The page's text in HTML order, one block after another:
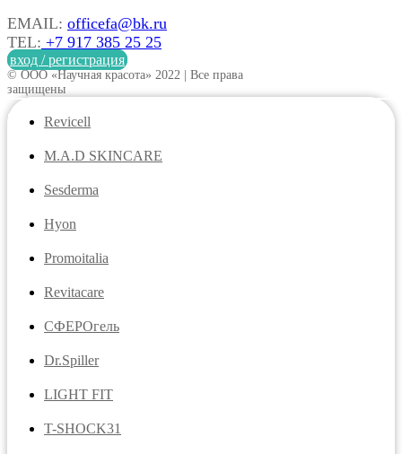
EMAIL: officefa@bk.ru
TEL: +7 917 385 25 25
вход / регистрация
© ООО «Научная красота» 2022 | Все права
защищены
Revicell
M.A.D SKINCARE
Sesderma
Hyon
Promoitalia
Revitacare
CФЕРОгель
Dr.Spiller
LIGHT FIT
T-SHOCK31